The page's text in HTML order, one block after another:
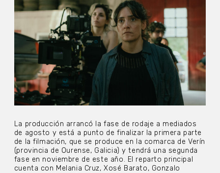
La producción arrancó la fase de rodaje a mediados
de agosto y está a punto de finalizar la primera parte
de la filmación, que se produce en la comarca de Verín
(provincia de Ourense, Galicia) y tendrá una segunda
fase en noviembre de este año. El reparto principal
cuenta con Melania Cruz, Xosé Barato, Gonzalo